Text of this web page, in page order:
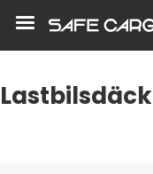
Lastbilsdäck